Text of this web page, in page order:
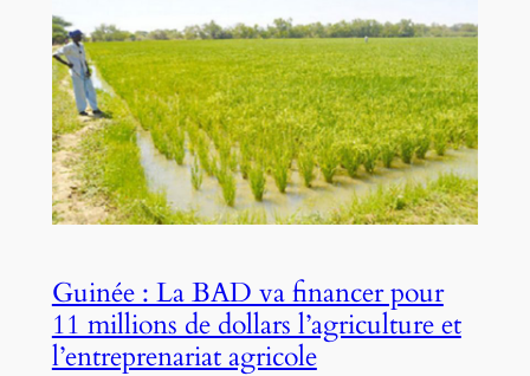
Guinée : La BAD va financer pour
11 millions de dollars l’agriculture et
l’entreprenariat agricole